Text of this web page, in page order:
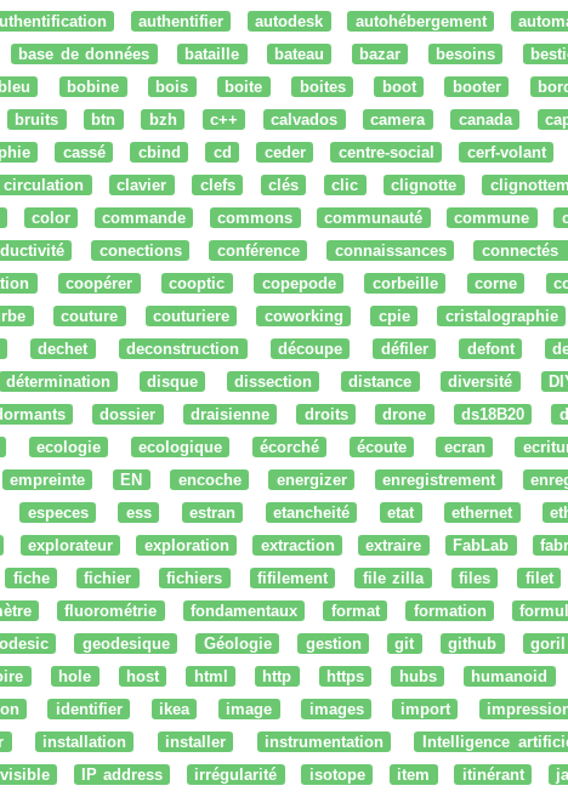
authentifier autodesk autohébergement
base de données bataille bateau bazar besoins
bleu bobine bois boite boites boot booter
bruits btn bzh c++ calvados camera canada
cassé cbind cd ceder centre-social cerf-volant
circulation clavier clefs clés clic clignotte
color commande commons communauté commune
conections conférence connaissances connectés
coopérer cooptic copepode corbeille corne
couture couturiere coworking cpie cristalographie
dechet deconstruction découpe défiler defont
détermination disque dissection distance diversité
dossier draisienne droits drone ds18B20
ecologie ecologique écorché écoute ecran
empreinte EN encoche energizer enregistrement
especes ess estran etancheité etat ethernet
explorateur exploration extraction extraire FabLab
fiche fichier fichiers fifilement file zilla files filet
fluorométrie fondamentaux format formation
geodesique Géologie gestion git github goril
hole host html http https hubs humanoid
identifier ikea image images import
installation installer instrumentation Intelligence
IP address irrégularité isotope item itinérant